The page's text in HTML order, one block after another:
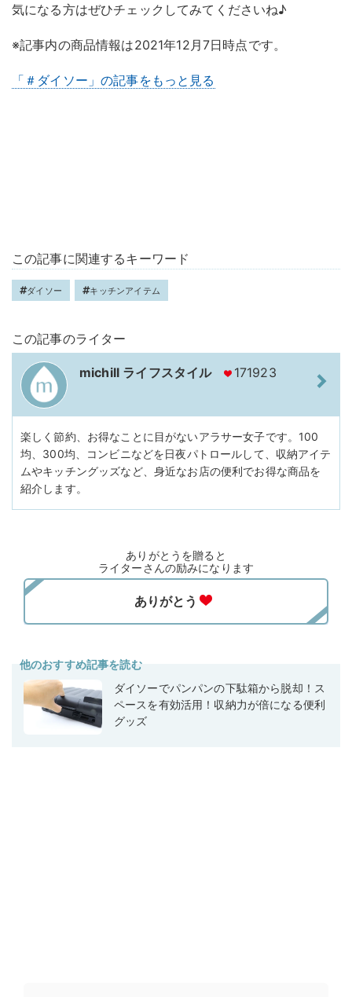
気になる方はぜひチェックしてみてくださいね♪
※記事内の商品情報は2021年12月7日時点です。
「＃ダイソー」の記事をもっと見る
この記事に関連するキーワード
ダイソー キッチンアイテム
この記事のライター
michill ライフスタイル 171923
楽しく節約、お得なことに目がないアラサー女子です。100
均、300均、コンビニなどを日夜パトロールして、収納アイテ
ムやキッチングッズなど、身近なお店の便利でお得な商品を
紹介します。
ありがとうを贈ると
ライターさんの励みになります
他のおすすめ記事を読む
ダイソーでパンパンの下駄箱から脱却！ス
ペースを有効活用！収納力が倍になる便利
グッズ